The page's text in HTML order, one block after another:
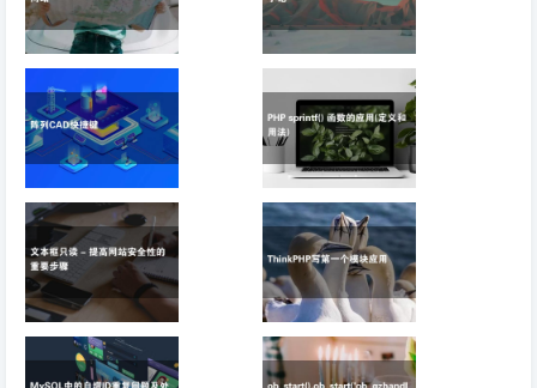
网页制作：如何打造
一个高质量的网站
php&amp;mysql 日
阵列CAD快捷键
PHP sprintf() 函数的
应用(定义和用法)
文本框只读 - 提高网
站安全性的重要步骤
ThinkPHP写第一个
模块应用